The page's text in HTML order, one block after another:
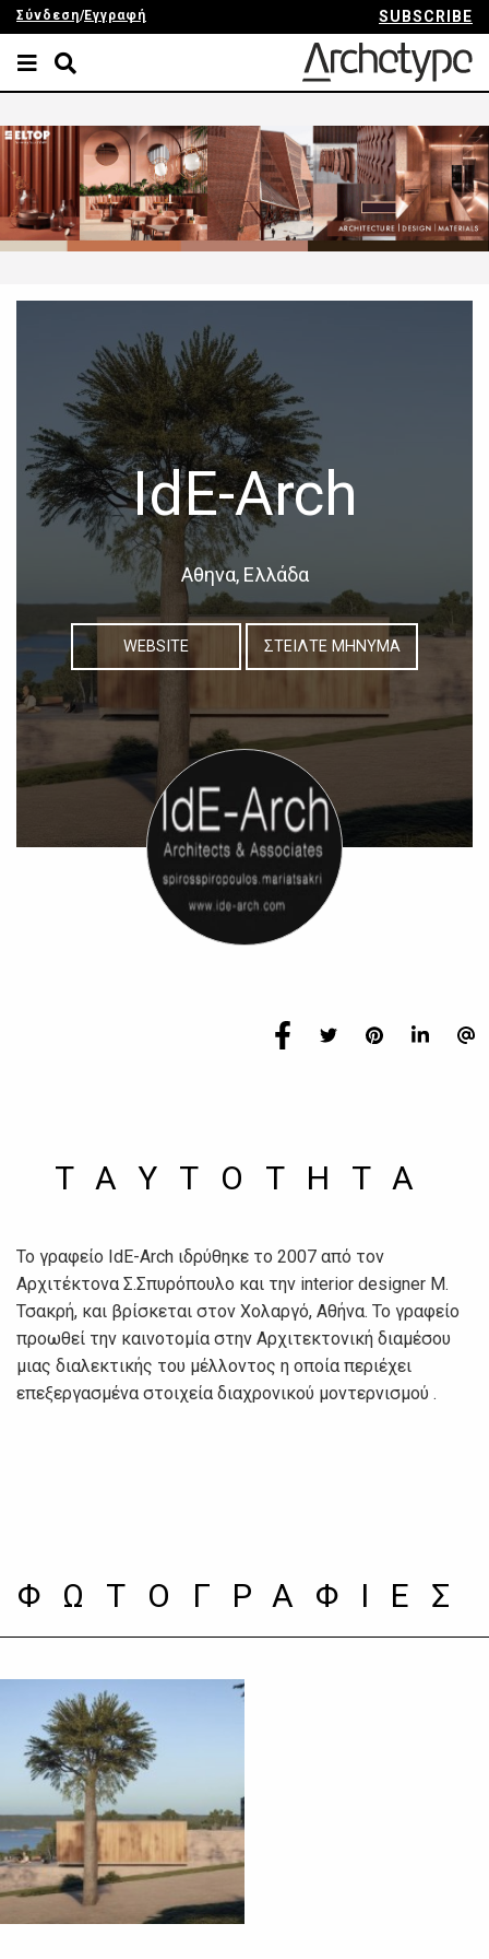
Σύνδεση/Εγγραφή SUBSCRIBE
ΙdE-Arch
Αθηνα, Ελλάδα
WEBSITE ΣΤΕΙΛΤΕ ΜΗΝΥΜΑ
TAYTOTHTA
To γραφείο IdE-Arch ιδρύθηκε το 2007 από τον
Αρχιτέκτονα Σ.Σπυρόπουλο και την interior designer Μ.
Τσακρή, και βρίσκεται στον Χολαργό, Αθήνα. Το γραφείο
προωθεί την καινοτομία στην Αρχιτεκτονική διαμέσου
μιας διαλεκτικής του μέλλοντος η οποία περιέχει
επεξεργασμένα στοιχεία διαχρονικού μοντερνισμού .
ΦΩΤΟΓΡΑΦΙΕΣ